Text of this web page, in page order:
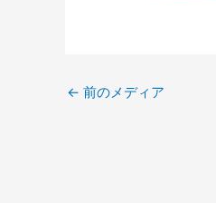
← 前のメディア